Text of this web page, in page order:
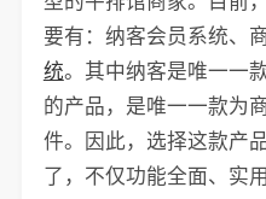
要有：纳客会员系统、
统。其中纳客是唯一一
的产品，是唯一一款为
件。因此，选择这款产
了，不仅功能全面、实